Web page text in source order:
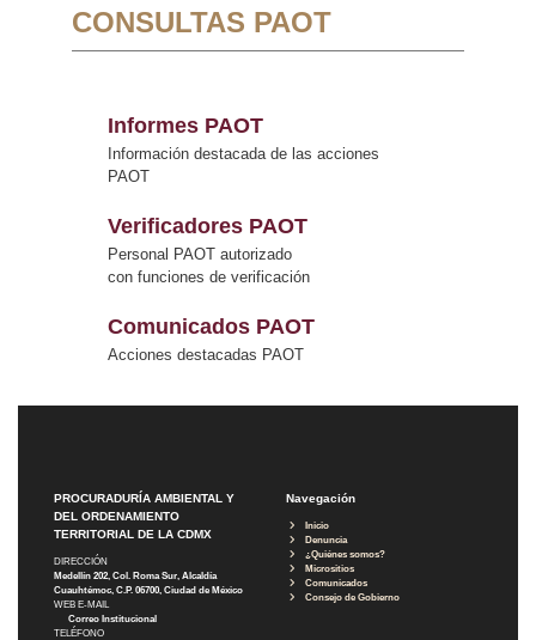
CONSULTAS PAOT
Informes PAOT
Información destacada de las acciones
PAOT
Verificadores PAOT
Personal PAOT autorizado
con funciones de verificación
Comunicados PAOT
Acciones destacadas PAOT
PROCURADURÍA AMBIENTAL Y
DEL ORDENAMIENTO
TERRITORIAL DE LA CDMX
DIRECCIÓN
Medellín 202, Col. Roma Sur, Alcaldía
Cuauhtémoc, C.P. 06700, Ciudad de México
WEB E-MAIL
Correo Institucional
TELÉFONO
Navegación
Inicio
Denuncia
¿Quiénes somos?
Micrositios
Comunicados
Consejo de Gobierno